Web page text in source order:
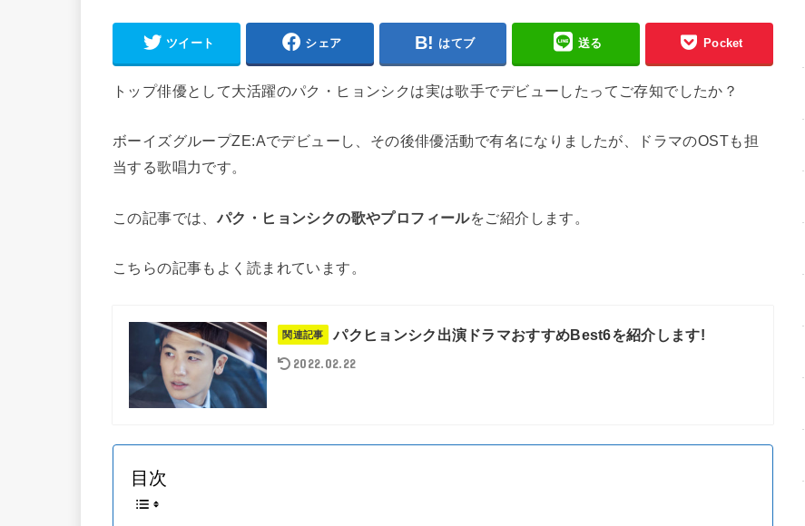
ツイート シェア はてブ 送る Pocket
トップ俳優として大活躍のパク・ヒョンシクは実は歌手でデビューしたってご存知でしたか？
ボーイズグループZE:Aでデビューし、その後俳優活動で有名になりましたが、ドラマのOSTも担
当する歌唱力です。
この記事では、 パク・ヒョンシクの歌やプロフィールをご紹介します。
こちらの記事もよく読まれています。
関連記事 パクヒョンシク出演ドラマおすすめBest6を紹介します!
2022.02.22
目次